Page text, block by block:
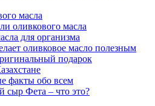
масла
оливкового масла
для организма
оливковое масло полезным
подарок
факты обо всем
сыр Фета – что это?